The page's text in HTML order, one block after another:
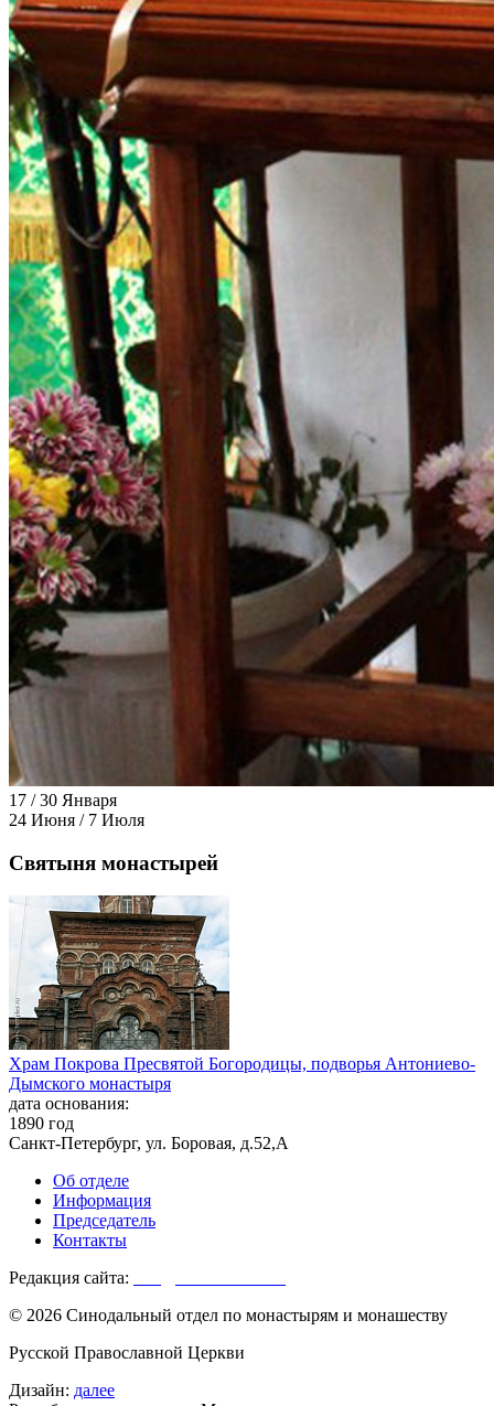
17 / 30 Января
24 Июня / 7 Июля
Святыня монастырей
Храм Покрова Пресвятой Богородицы, подворья Антониево-
Дымского монастыря
дата основания:
1890 год
Санкт-Петербург, ул. Боровая, д.52,А
Об отделе
Информация
Председатель
Контакты
Редакция сайта:
© 2026 Синодальный отдел по монастырям и монашеству
Русской Православной Церкви
Дизайн: далее